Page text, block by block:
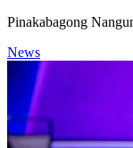
Pinakabagong
News